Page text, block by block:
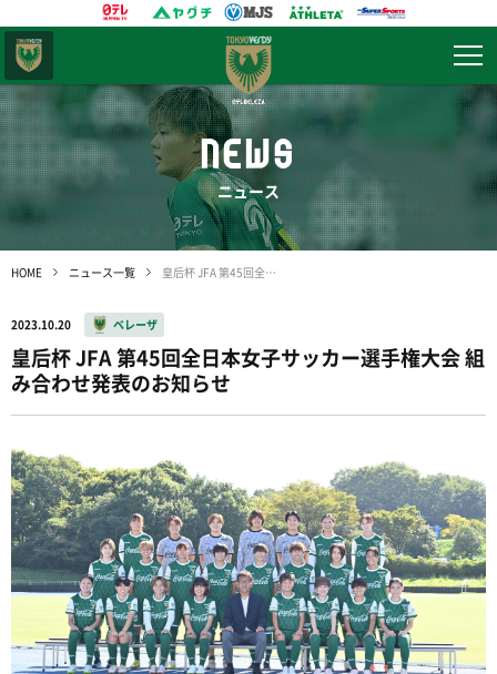
NEWS
ニュース
HOME ニュース一覧 皇后杯 JFA 第45回全日本女子サッカー選手権大会 組み合わせ発表のお知らせ
2023.10.20 ベレーザ
皇后杯 JFA 第45回全日本女子サッカー選手権大会 組
み合わせ発表のお知らせ